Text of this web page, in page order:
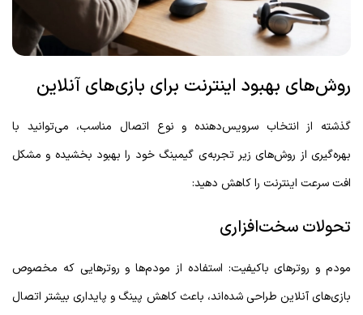
روش‌های بهبود اینترنت برای بازی‌های آنلاین
گذشته از انتخاب سرویس‌دهنده و نوع اتصال مناسب، می‌توانید با
بهره‌گیری از روش‌های زیر تجربه‌ی گیمینگ خود را بهبود بخشیده و مشکل
افت سرعت اینترنت را کاهش دهید:
تحولات سخت‌افزاری
مودم و روترهای باکیفیت: استفاده از مودم‌ها و روترهایی که مخصوص
بازی‌های آنلاین طراحی شده‌اند، باعث کاهش پینگ و پایداری بیشتر اتصال